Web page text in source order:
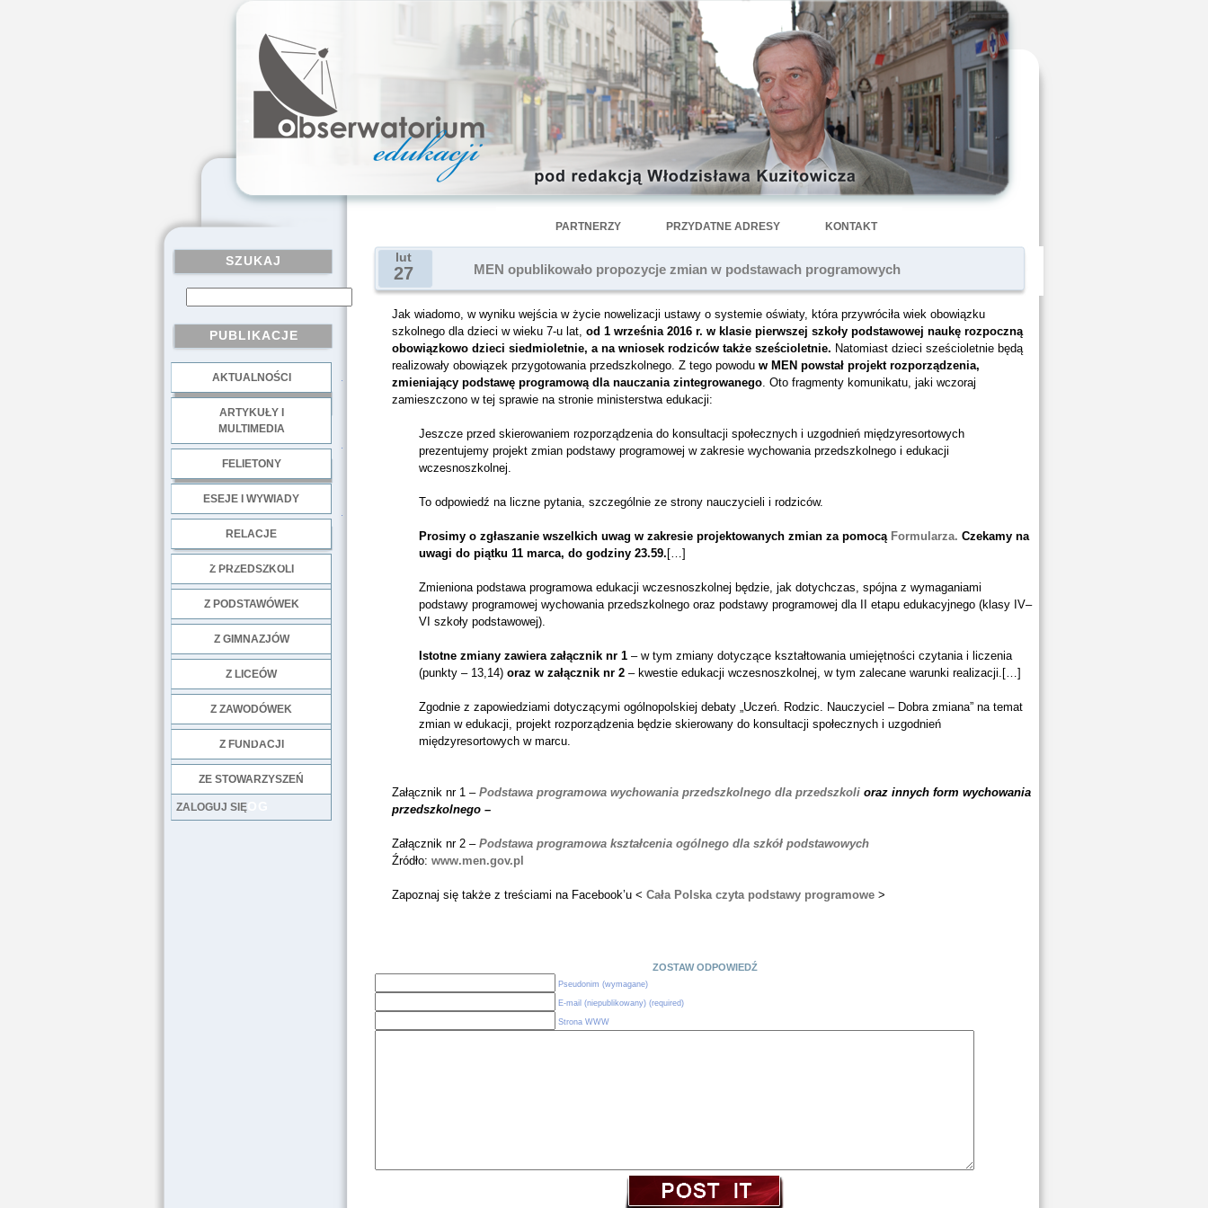
PARTNERZY PRZYDATNE ADRESY KONTAKT
SZUKAJ
PUBLIKACJE
AKTUALNOŚCI
ARTYKUŁY I
MULTIMEDIA
FELIETONY
ESEJE I WYWIADY
RELACJE
Z PRZEDSZKOLI
Z PODSTAWÓWEK
Z GIMNAZJÓW
Z LICEÓW
Z ZAWODÓWEK
Z FUNDACJI
ZE STOWARZYSZEŃ
LOG
ZALOGUJ SIĘ
lut
27 MEN opublikowało propozycje zmian w podstawach programowych
Jak wiadomo, w wyniku wejścia w życie nowelizacji ustawy o systemie oświaty, która przywróciła wiek obowiązku
szkolnego dla dzieci w wieku 7-u lat, od 1 września 2016 r. w klasie pierwszej szkoły podstawowej naukę rozpoczną
obowiązkowo dzieci siedmioletnie, a na wniosek rodziców także sześcioletnie. Natomiast dzieci sześcioletnie będą
realizowały obowiązek przygotowania przedszkolnego. Z tego powodu w MEN powstał projekt rozporządzenia,
zmieniający podstawę programową dla nauczania zintegrowanego. Oto fragmenty komunikatu, jaki wczoraj
zamieszczono w tej sprawie na stronie ministerstwa edukacji:
Jeszcze przed skierowaniem rozporządzenia do konsultacji społecznych i uzgodnień międzyresortowych
prezentujemy projekt zmian podstawy programowej w zakresie wychowania przedszkolnego i edukacji
wczesnoszkolnej.
To odpowiedź na liczne pytania, szczególnie ze strony nauczycieli i rodziców.
Prosimy o zgłaszanie wszelkich uwag w zakresie projektowanych zmian za pomocą Formularza. Czekamy na
uwagi do piątku 11 marca, do godziny 23.59. […]
Zmieniona podstawa programowa edukacji wczesnoszkolnej będzie, jak dotychczas, spójna z wymaganiami
podstawy programowej wychowania przedszkolnego oraz podstawy programowej dla II etapu edukacyjnego (klasy IV–
VI szkoły podstawowej).
Istotne zmiany zawiera załącznik nr 1– w tym zmiany dotyczące kształtowania umiejętności czytania i liczenia
(punkty – 13,14) oraz w załącznik nr 2– kwestie edukacji wczesnoszkolnej, w tym zalecane warunki realizacji.[…]
Zgodnie z zapowiedziami dotyczącymi ogólnopolskiej debaty „Uczeń. Rodzic. Nauczyciel – Dobra zmiana” na temat
zmian w edukacji, projekt rozporządzenia będzie skierowany do konsultacji społecznych i uzgodnień
międzyresortowych w marcu.
Załącznik nr 1 – Podstawa programowa wychowania przedszkolnego dla przedszkoli oraz innych form wychowania
przedszkolnego –
Załącznik nr 2 – Podstawa programowa kształcenia ogólnego dla szkół podstawowych
Źródło: www.men.gov.pl
Zapoznaj się także z treściami na Facebook’u < Cała Polska czyta podstawy programowe>
ZOSTAW ODPOWIEDŹ
Pseudonim (wymagane)
E-mail (niepublikowany) (required)
Strona WWW